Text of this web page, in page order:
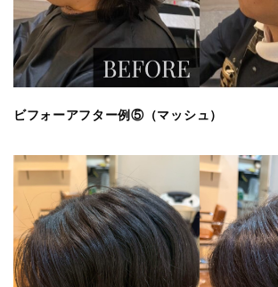
ビフォーアフター例⑤（マッシュ）